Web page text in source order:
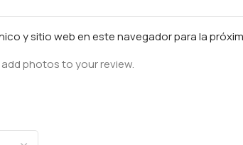
y sitio web en este navegador para la
photos to your review.